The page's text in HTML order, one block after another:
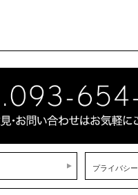
プライバシー